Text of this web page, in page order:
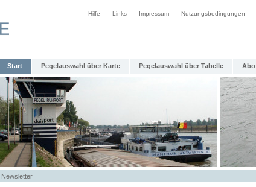
Hilfe Links Impressum Nutzungsbedingungen
Start Pegelauswahl über Karte Pegelauswahl über Tabelle Abo
Newsletter